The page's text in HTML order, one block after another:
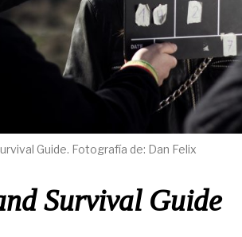
Guide. Fotografía de: Dan Felix
Survival Guide